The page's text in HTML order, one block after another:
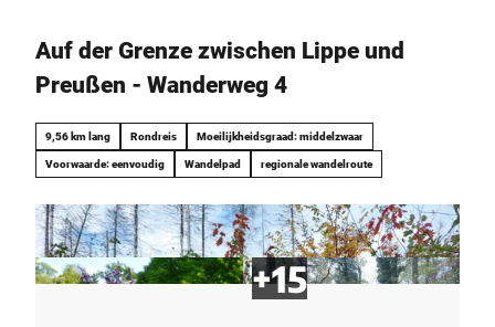
Auf der Grenze zwischen Lippe und
Preußen - Wanderweg 4
9,56 km lang Rondreis Moeilijkheidsgraad: middelzwaar
Voorwaarde: eenvoudig Wandelpad regionale wandelroute